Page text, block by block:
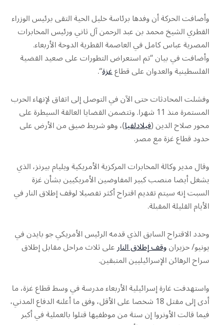
وأضافت الحركة أن وفدها برئاسة‭‭ ‬‬خليل الحية‭‭ ‬‬التقى برئيس الوزراء
القطري الشيخ محمد بن عبد الرحمن آل ثاني ورئيس المخابرات
المصرية عباس كامل في العاصمة القطرية الدوحة الأربعاء.
وأضافت في بيان “تم استعراض التطورات على صعيد القضية
الفلسطينية والعدوان على قطاعغزة“.
وفشلت المحادثات حتى الآن في التوصل إلى اتفاق لإنهاء الحرب
المستمرة منذ 11 شهرا. وتتضمن القضايا العالقة السيطرة على
محور صلاح الدين (فيلادلفيا)، وهو شريط ضيق من الأرض على
حدود قطاع غزة مع مصر.
وقال مدير وكالة المخابرات المركزية الأمريكية ويليام بيرنز، الذي
يشغل أيضا منصب كبير المفاوضين الأمريكيين بشأن غزة
السبت إنه سيتم تقديم اقتراح أكثر تفصيلا لوقف إطلاق النار في
الأيام القليلة المقبلة.
وحدد الاقتراح السابق الذي قدمه الرئيس الأمريكي جو بايدن في
يونيو/ حزيرانوقف إطلاق النارعلى ثلاث مراحل مقابل إطلاق
سراح الرهائن الإسرائيليين المتبقين.
واستهدفت غارة إسرائيلية الأربعاء مدرسة في وسط قطاع غزة، ما
أدى إلى مقتل 18 شخصا على الأقل، وفق ما أعلنه الدفاع المدني،
فيما قالت الأونروا إن ستة من موظفيها قتلوا بالعملية في أكبر